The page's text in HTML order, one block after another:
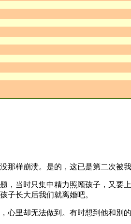
样崩溃。是的，这已是第二次被
当时只集中精力照顾孩子，又要
子长大后我们就离婚吧。
里却无法做到。有时想到他和別